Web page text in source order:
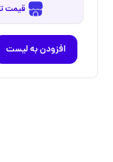
قیمت تامین‌کنندگان دیگر
افزودن به لیست